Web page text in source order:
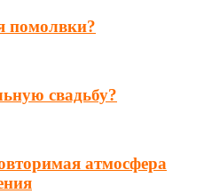
помолвки?
свадьбу?
атмосфера